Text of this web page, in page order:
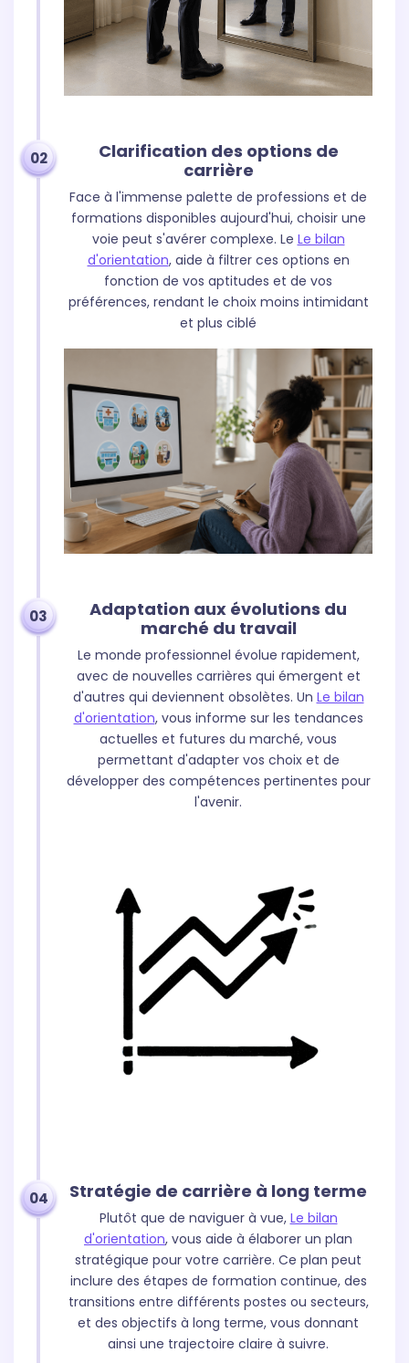
Clarification des options de
carrière
Face à l'immense palette de professions et de
formations disponibles aujourd'hui, choisir une
voie peut s'avérer complexe. Le Le bilan
d'orientation, aide à filtrer ces options en
fonction de vos aptitudes et de vos
préférences, rendant le choix moins intimidant
et plus ciblé
02
Adaptation aux évolutions du
marché du travail
Le monde professionnel évolue rapidement,
avec de nouvelles carrières qui émergent et
d'autres qui deviennent obsolètes. Un Le bilan
d'orientation, vous informe sur les tendances
actuelles et futures du marché, vous
permettant d'adapter vos choix et de
développer des compétences pertinentes pour
l'avenir.
03
Stratégie de carrière à long terme
Plutôt que de naviguer à vue, Le bilan
d'orientation, vous aide à élaborer un plan
stratégique pour votre carrière. Ce plan peut
inclure des étapes de formation continue, des
transitions entre différents postes ou secteurs,
et des objectifs à long terme, vous donnant
ainsi une trajectoire claire à suivre.
04